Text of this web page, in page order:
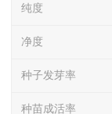
纯度
净度
种子发芽率
种苗成活率